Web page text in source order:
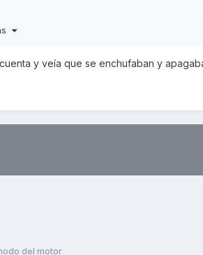
a tope.
una farola a la otra, la primera vez
y veía que se enchufaban y
del motor